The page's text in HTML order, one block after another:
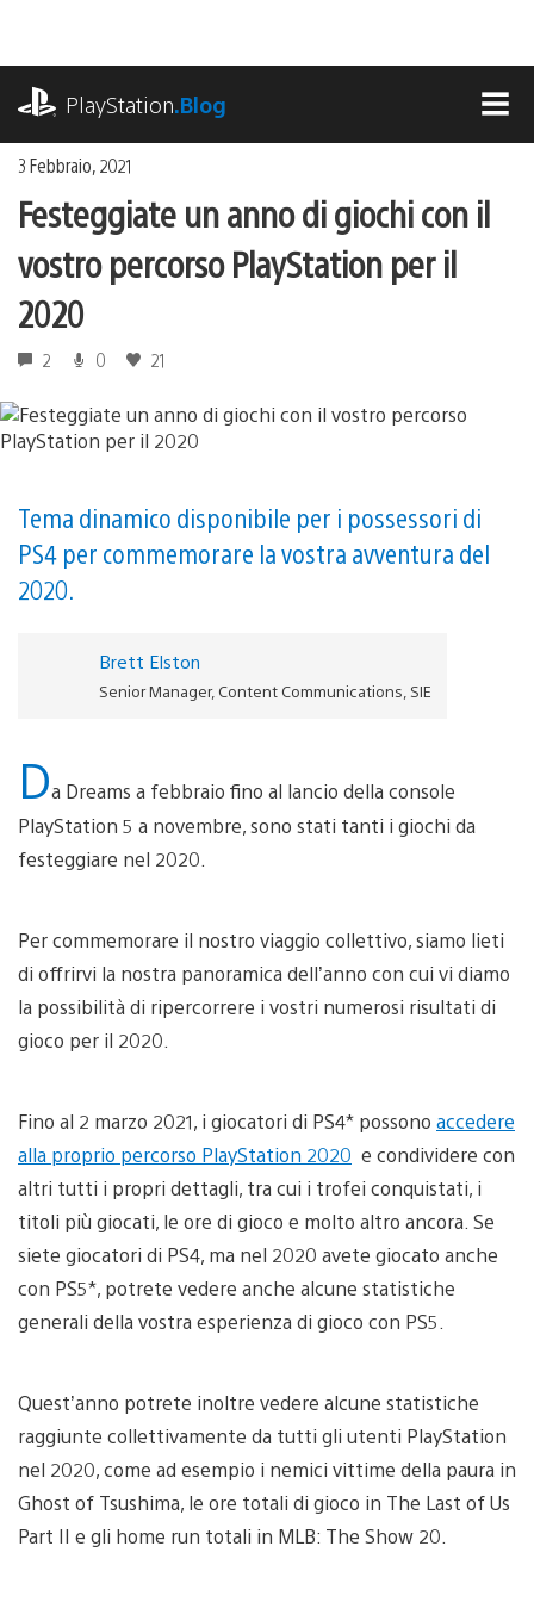
contenuto
PlayStation.Blog
3 Febbraio, 2021
Festeggiate un anno di giochi con il
vostro percorso PlayStation per il
2020
2 0 21
Tema dinamico disponibile per i possessori di
PS4 per commemorare la vostra avventura del
2020.
Brett Elston
Senior Manager, Content Communications, SIE
Da Dreams a febbraio fino al lancio della console
PlayStation 5 a novembre, sono stati tanti i giochi da
festeggiare nel 2020.
Per commemorare il nostro viaggio collettivo, siamo lieti
di offrirvi la nostra panoramica dell’anno con cui vi diamo
la possibilità di ripercorrere i vostri numerosi risultati di
gioco per il 2020.
Fino al 2 marzo 2021, i giocatori di PS4* possono accedere
alla proprio percorso PlayStation 2020 e condividere con
altri tutti i propri dettagli, tra cui i trofei conquistati, i
titoli più giocati, le ore di gioco e molto altro ancora. Se
siete giocatori di PS4, ma nel 2020 avete giocato anche
con PS5*, potrete vedere anche alcune statistiche
generali della vostra esperienza di gioco con PS5.
Quest’anno potrete inoltre vedere alcune statistiche
raggiunte collettivamente da tutti gli utenti PlayStation
nel 2020, come ad esempio i nemici vittime della paura in
Ghost of Tsushima, le ore totali di gioco in The Last of Us
Part II e gli home run totali in MLB: The Show 20.